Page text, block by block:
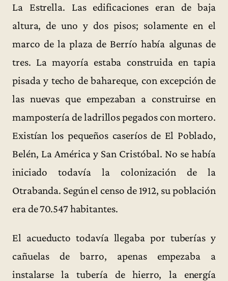
La Estrella. Las edificaciones eran de baja
altura, de uno y dos pisos; solamente en el
marco de la plaza de Berrío había algunas de
tres. La mayoría estaba construida en tapia
pisada y techo de bahareque, con excepción de
las nuevas que empezaban a construirse en
mampostería de ladrillos pegados con mortero.
Existían los pequeños caseríos de El Poblado,
Belén, La América y San Cristóbal. No se había
iniciado todavía la colonización de la
Otrabanda. Según el censo de 1912, su población
era de 70.547 habitantes.
El acueducto todavía llegaba por tuberías y
cañuelas de barro, apenas empezaba a
instalarse la tubería de hierro, la energía